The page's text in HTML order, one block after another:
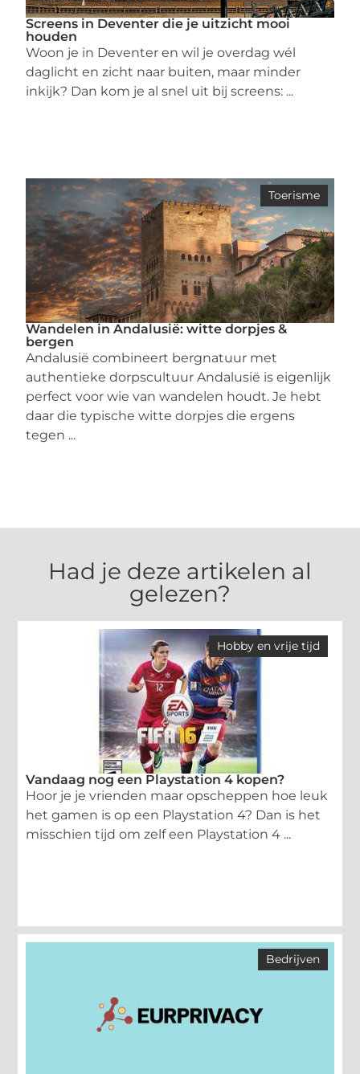
Screens in Deventer die je uitzicht mooi
houden
Woon je in Deventer en wil je overdag wél
daglicht en zicht naar buiten, maar minder
inkijk? Dan kom je al snel uit bij screens: ...
Toerisme
Wandelen in Andalusië: witte dorpjes &
bergen
Andalusië combineert bergnatuur met
authentieke dorpscultuur Andalusië is eigenlijk
perfect voor wie van wandelen houdt. Je hebt
daar die typische witte dorpjes die ergens
tegen ...
Had je deze artikelen al
gelezen?
Hobby en vrije tijd
Vandaag nog een Playstation 4 kopen?
Hoor je je vrienden maar opscheppen hoe leuk
het gamen is op een Playstation 4? Dan is het
misschien tijd om zelf een Playstation 4 ...
Bedrijven